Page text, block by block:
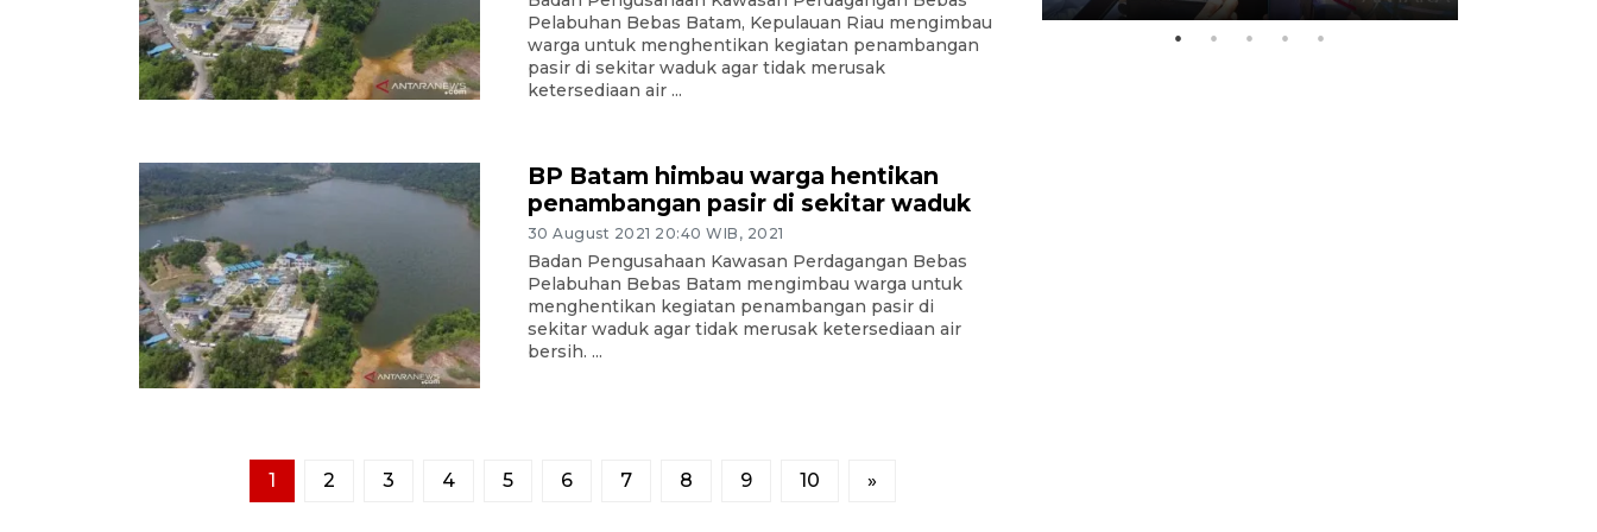
Pelabuhan Bebas Batam, Kepulauan Riau mengimbau
warga untuk menghentikan kegiatan penambangan
pasir di sekitar waduk agar tidak merusak
ketersediaan air ...
BP Batam himbau warga hentikan
penambangan pasir di sekitar waduk
30 August 2021 20:40 WIB, 2021
Badan Pengusahaan Kawasan Perdagangan Bebas
Pelabuhan Bebas Batam mengimbau warga untuk
menghentikan kegiatan penambangan pasir di
sekitar waduk agar tidak merusak ketersediaan air
bersih. ...
1 2 3 4 5 6 7 8 9 10 »